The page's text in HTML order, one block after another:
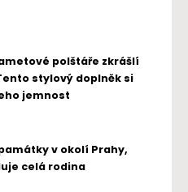
polštáře zkrášlí
stylový doplněk si
jemnost
v okolí Prahy,
celá rodina